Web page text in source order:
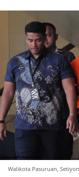
Walikota Pasuruan,